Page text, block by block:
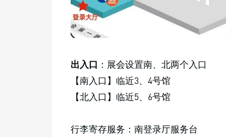
出入口 ：展会设置南、北两个入口
【南入口】临近3、4号馆
【北入口】临近5、6号馆
行李寄存服务：南登录厅服务台